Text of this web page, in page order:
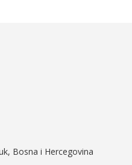
Bosna i Hercegovina